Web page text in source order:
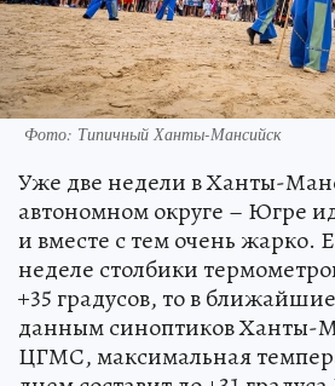
Фото: Типичный Ханты-Мансийск
Уже две недели в Ханты-
автономном округе – Югре
и вместе с тем очень жарко.
неделе столбики
+35 градусов, то в
данным синоптиков Ханты-
ЦГМС, максимальная